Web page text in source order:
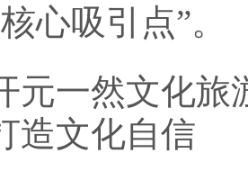
心吸引点”。
一然文化旅
造文化自信